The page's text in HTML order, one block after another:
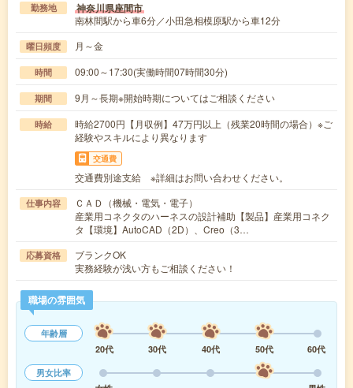
勤務地 神奈川県座間市
南林間駅から車6分／小田急相模原駅から車12分
曜日頻度 月～金
時間 09:00～17:30(実働時間07時間30分)
期間 9月～長期※開始時期についてはご相談ください
時給
時給2700円【月収例】47万円以上（残業20時間の場合）※ご
経験やスキルにより異なります
交通費
交通費別途支給 ※詳細はお問い合わせください。
仕事内容
ＣＡＤ（機械・電気・電子）
産業用コネクタのハーネスの設計補助【製品】産業用コネク
タ【環境】AutoCAD（2D）、Creo（3…
応募資格
ブランクOK
実務経験が浅い方もご相談ください！
職場の雰囲気
年齢層
20代
30代 40代 50代
60代
男女比率